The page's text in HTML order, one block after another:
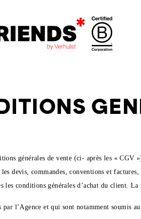
générales de vente (ci- après les «
devis, commandes, conventions et
les conditions générales d’achat du client.
par l’Agence et qui sont notamment soumis